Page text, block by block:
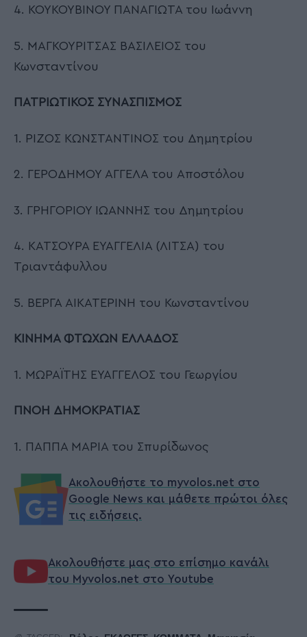
4. ΚΟΥΚΟΥΒΙΝΟΥ ΠΑΝΑΓΙΩΤΑ του Ιωάννη
5. ΜΑΓΚΟΥΡΙΤΣΑΣ ΒΑΣΙΛΕΙΟΣ του
Κωνσταντίνου
ΠΑΤΡΙΩΤΙΚΟΣ ΣΥΝΑΣΠΙΣΜΟΣ
1. ΡΙΖΟΣ ΚΩΝΣΤΑΝΤΙΝΟΣ του Δημητρίου
2. ΓΕΡΟΔΗΜΟΥ ΑΓΓΕΛΑ του Αποστόλου
3. ΓΡΗΓΟΡΙΟΥ ΙΩΑΝΝΗΣ του Δημητρίου
4. ΚΑΤΣΟΥΡΑ ΕΥΑΓΓΕΛΙΑ (ΛΙΤΣΑ) του
Τριαντάφυλλου
5. ΒΕΡΓΑ ΑΙΚΑΤΕΡΙΝΗ του Κωνσταντίνου
ΚΙΝΗΜΑ ΦΤΩΧΩΝ ΕΛΛΑΔΟΣ
1. ΜΩΡΑΪΤΗΣ ΕΥΑΓΓΕΛΟΣ του Γεωργίου
ΠΝΟΗ ΔΗΜΟΚΡΑΤΙΑΣ
1. ΠΑΠΠΑ ΜΑΡΙΑ του Σπυρίδωνος
Ακολουθήστε το myvolos.net στο
Google News και μάθετε πρώτοι όλες
τις ειδήσεις.
Ακολουθήστε μας στο επίσημο κανάλι
του Myvolos.net στο Youtube